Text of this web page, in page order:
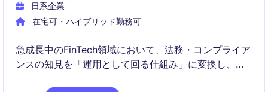
日系企業
在宅可・ハイブリッド勤務可
急成長中のFinTech領域において、法務・コンプライア
ンスの知見を「運用として回る仕組み」に変換し、事